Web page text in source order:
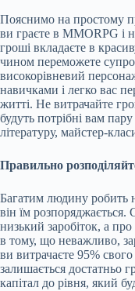
Пояснимо на простому
ви граєте в MMORPG і
гроші вкладаєте в
чином переможете
високорівневий
навичками і легко вас
житті. Не витрачайте
будуть потрібні вам
літературу, майстер-
Правильно
Багатим людину робить
він їм
низький заробіток, а
в тому, що неважливо,
ви витрачаєте 95%
залишається достатньо
капітал до рівня, який